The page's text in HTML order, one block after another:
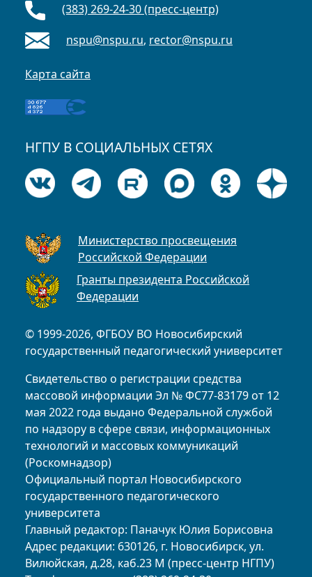
© 1999-2026, ФГБОУ ВО Новосибирский
государственный педагогический университет
Свидетельство о регистрации средства
массовой информации Эл № ФС77-83179 от 12
мая 2022 года выдано Федеральной службой
по надзору в сфере связи, информационных
технологий и массовых коммуникаций
(Роскомнадзор)
Официальный портал Новосибирского
государственного педагогического
университета
Главный редактор: Паначук Юлия Борисовна
Адрес редакции: 630126, г. Новосибирск, ул.
Вилюйская, д.28, каб.23 М (пресс-центр НГПУ)
(383) 269-24-30 (пресс-центр)
nspu@nspu.ru, rector@nspu.ru
Карта сайта
НГПУ В СОЦИАЛЬНЫХ СЕТЯХ
Министерство просвещения
Российской Федерации
Гранты президента Российской
Федерации